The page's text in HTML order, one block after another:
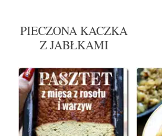
PIECZONA KACZKA
Z JABŁKAMI